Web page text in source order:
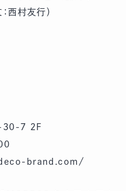
西村友行）
30-7 2F
brand.com/